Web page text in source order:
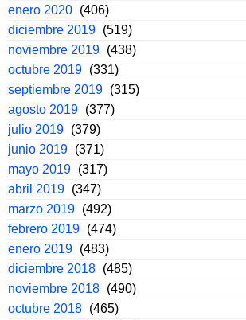
enero 2020 (406)
diciembre 2019 (519)
noviembre 2019 (438)
octubre 2019 (331)
septiembre 2019 (315)
agosto 2019 (377)
julio 2019 (379)
junio 2019 (371)
mayo 2019 (317)
abril 2019 (347)
marzo 2019 (492)
febrero 2019 (474)
enero 2019 (483)
diciembre 2018 (485)
noviembre 2018 (490)
octubre 2018 (465)